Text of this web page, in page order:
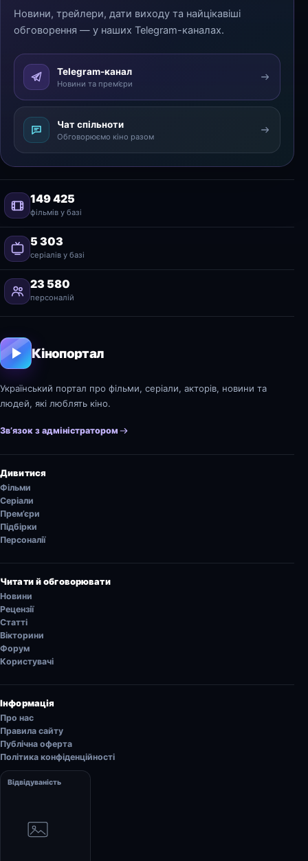
Новини, трейлери, дати виходу та найцікавіші
обговорення — у наших Telegram-каналах.
Telegram-канал
Новини та прем’єри
Чат спільноти
Обговорюємо кіно разом
149 425
фільмів у базі
5 303
серіалів у базі
23 580
персоналій
Кінопортал
Український портал про фільми, серіали, акторів, новини та
людей, які люблять кіно.
Зв’язок з адміністратором
Дивитися
Фільми
Серіали
Прем’єри
Підбірки
Персоналії
Читати й обговорювати
Новини
Рецензії
Статті
Вікторини
Форум
Користувачі
Інформація
Про нас
Правила сайту
Публічна оферта
Політика конфіденційності
Відвідуваність